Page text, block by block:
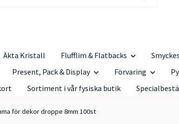
Äkta Kristall Flufflim & Flatbacks
Present, Pack & Display Förvaring
Sortiment i vår fysiska butik
för dekor droppe 8mm 100st